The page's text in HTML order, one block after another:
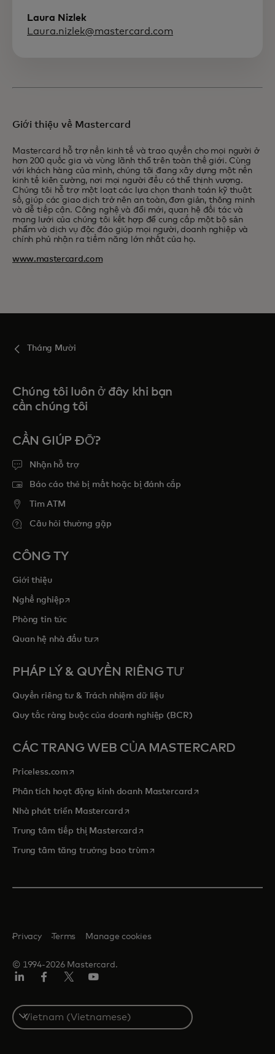
Laura Nizlek
Laura.nizlek@mastercard.com
Giới thiệu về Mastercard
Mastercard hỗ trợ nền kinh tế và trao quyền cho mọi người ở
hơn 200 quốc gia và vùng lãnh thổ trên toàn thế giới. Cùng
với khách hàng của mình, chúng tôi đang xây dựng một nền
kinh tế kiên cường, nơi mọi người đều có thể thịnh vượng.
Chúng tôi hỗ trợ một loạt các lựa chọn thanh toán kỹ thuật
số, giúp các giao dịch trở nên an toàn, đơn giản, thông minh
và dễ tiếp cận. Công nghệ và đổi mới, quan hệ đối tác và
mạng lưới của chúng tôi kết hợp để cung cấp một bộ sản
phẩm và dịch vụ độc đáo giúp mọi người, doanh nghiệp và
chính phủ nhận ra tiềm năng lớn nhất của họ.
www.mastercard.com
Tháng Mười
Chúng tôi luôn ở đây khi bạn
cần chúng tôi
CẦN GIÚP ĐỠ?
Nhận hỗ trợ
Báo cáo thẻ bị mất hoặc bị đánh cắp
Tim ATM
Câu hỏi thường gặp
CÔNG TY
Giới thiệu
Nghề nghiệpopens in a new tab
Phòng tin tức
Quan hệ nhà đầu tưopens in a new tab
PHÁP LÝ & QUYỀN RIÊNG TƯ
Quyền riêng tư & Trách nhiệm dữ liệu
Quy tắc ràng buộc của doanh nghiệp (BCR)
CÁC TRANG WEB CỦA MASTERCARD
Priceless.com opens in a new tab
Phân tích hoạt động kinh doanh Mastercard opens in a new tab
Nhà phát triển Mastercardopens in a new tab
Trung tâm tiếp thị Mastercardopens in a new tab
Trung tâm tăng trưởng bao trùmopens in a new tab
© 1994-2026 Mastercard.
Privacy Terms Manage cookies
Select
a
country